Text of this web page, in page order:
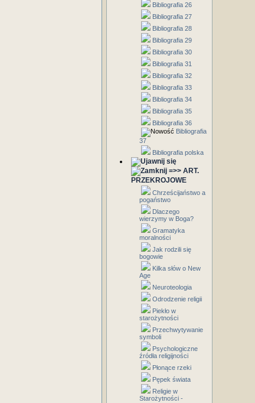
Bibliografia 26
Bibliografia 27
Bibliografia 28
Bibliografia 29
Bibliografia 30
Bibliografia 31
Bibliografia 32
Bibliografia 33
Bibliografia 34
Bibliografia 35
Bibliografia 36
Bibliografia
37
Bibliografia polska
=>> ART.
PRZEKROJOWE
Chrześcijaństwo a
pogaństwo
Dlaczego
wierzymy w Boga?
Gramatyka
moralności
Jak rodzili się
bogowie
Kilka słów o New
Age
Neuroteologia
Odrodzenie religii
Piekło w
starożytności
Przechwytywanie
symboli
Psychologiczne
źródła religijności
Płonące rzeki
Pępek świata
Religie w
Starożytności -